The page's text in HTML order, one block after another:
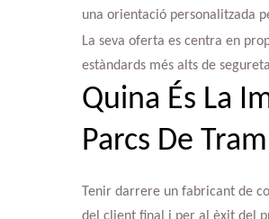
una orientació personalitzada
La seva oferta es centra en
estàndards més alts de
Quina És La
Parcs De
Tenir darrere un fabricant de